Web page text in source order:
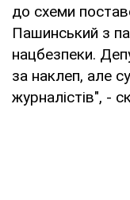
до схеми
Пашинський з
нацбезпеки.
за наклеп, але
журналістів", -